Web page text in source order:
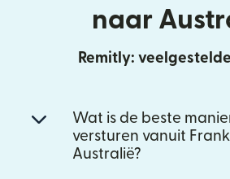
naar
Remitly:
Wat is de beste
versturen vanuit
Australië?